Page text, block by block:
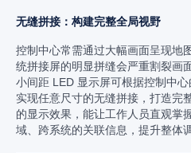
无缝拼接：构建完整全局视野
控制中心常需通过大幅画面呈现地
统拼接屏的明显拼缝会严重割裂画
小间距 LED 显示屏可根据控制中
实现任意尺寸的无缝拼接，打造完
的显示效果，能让工作人员直观掌
域、跨系统的关联信息，提升整体